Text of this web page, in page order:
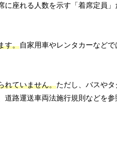
座れる人数を示す「着席定員」
す。自家用車やレンタカーなど
れていません。ただし、バスや
道路運送車両法施行規則などを参